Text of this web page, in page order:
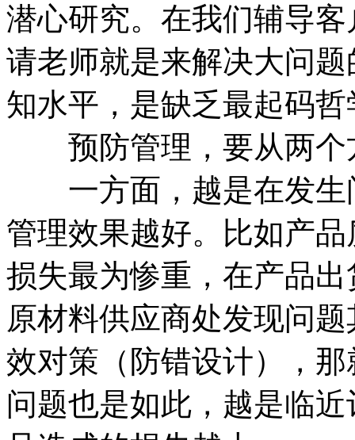
潜心研究。在我们辅导
请老师就是来解决大问
知水平，是缺乏最起码
预防管理，要从两个
一方面，越是在发生
管理效果越好。比如产
损失最为惨重，在产品
原材料供应商处发现问
效对策（防错设计），
问题也是如此，越是临